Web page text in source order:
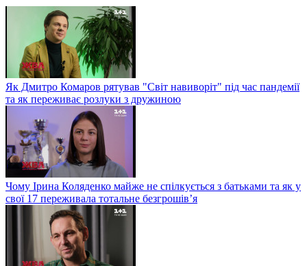
Як Дмитро Комаров рятував "Світ навиворіт" під час пандемії
та як переживає розлуки з дружиною
Чому Ірина Коляденко майже не спілкується з батьками та як у
свої 17 переживала тотальне безгрошів’я